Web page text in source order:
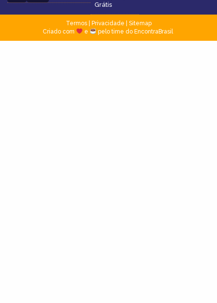
Grátis
Termos| Privacidade
Sitemap
Criado com
e pelo time do EncontraBrasil